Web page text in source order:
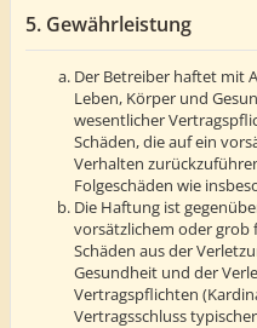
5. Gewährleistung
Der Betreiber haftet mit
Leben, Körper und
wesentlicher
Schäden, die auf ein
Verhalten
Folgeschäden wie
Die Haftung ist
vorsätzlichem oder grob
Schäden aus der
Gesundheit und der
Vertragspflichten
Vertragsschluss